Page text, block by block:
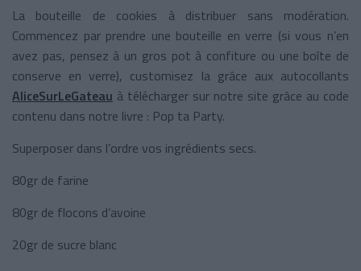
La bouteille de cookies à distribuer sans modération.
Commencez par prendre une bouteille en verre (si vous n’en
avez pas, pensez à un gros pot à confiture ou une boîte de
conserve en verre), customisez la grâce aux autocollants
AliceSurLeGateau à télécharger sur notre site grâce au code
contenu dans notre livre : Pop ta Party.
Superposer dans l’ordre vos ingrédients secs.
80gr de farine
80gr de flocons d’avoine
20gr de sucre blanc